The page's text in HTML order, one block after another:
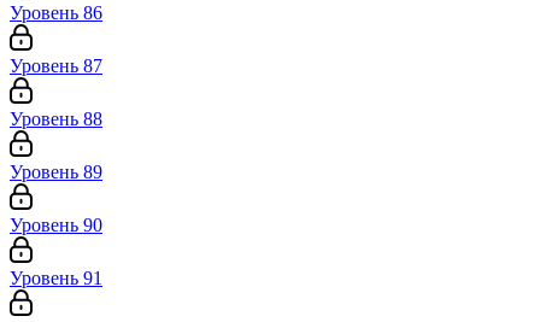
Уровень 86
Уровень 87
Уровень 88
Уровень 89
Уровень 90
Уровень 91